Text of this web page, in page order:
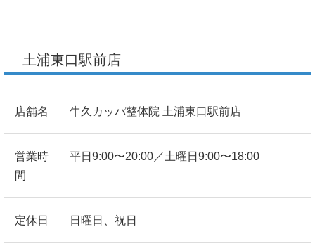
土浦東口駅前店
店舗名 牛久カッパ整体院 土浦東口駅前店
営業時
間
平日9:00〜20:00／土曜日9:00〜18:00
定休日 日曜日、祝日